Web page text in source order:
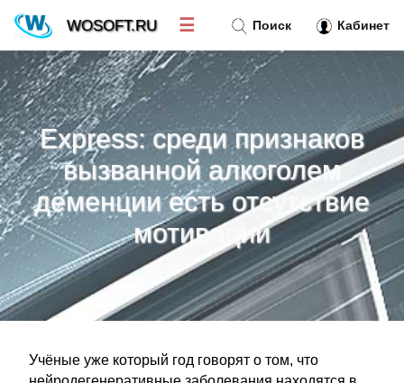
Express: среди признаков
вызванной алкоголем
деменции есть отсутствие
мотивации
Учёные уже который год говорят о том, что
Поиск Кабинет
WOSOFT.RU ☰
Новости»
Тренд новостей»
Рубрики»
Правила»
Контакт